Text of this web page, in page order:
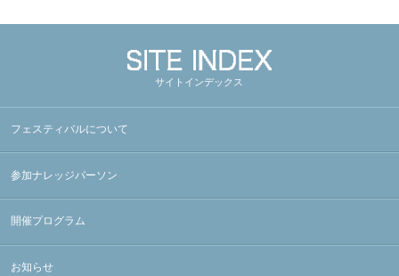
サイトインデックス
フェスティバルについて
参加ナレッジパーソン
開催プログラム
お知らせ